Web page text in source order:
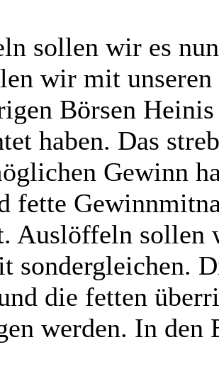
sollen wir es
wir mit unseren
Börsen
haben. Das
Gewinn
fette
Auslöffeln sollen
sondergleichen.
die fetten
werden. In den